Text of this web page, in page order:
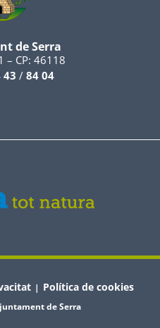
de Serra
– CP: 46118
43 / 84 04
de Serra
| Política de cookies